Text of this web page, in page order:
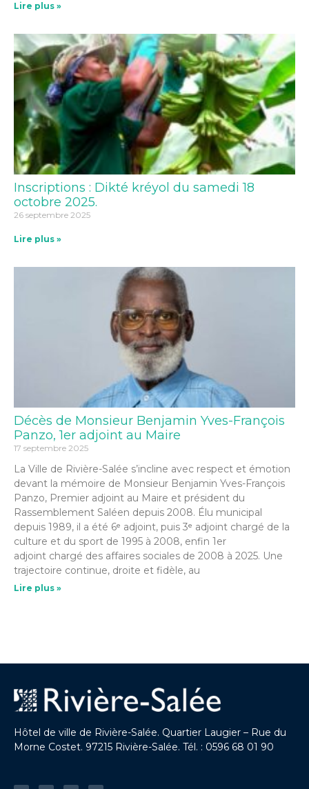
Lire plus »
Inscriptions : Dikté kréyol du samedi 18
octobre 2025.
26 septembre 2025
Lire plus »
Décès de Monsieur Benjamin Yves-François
Panzo, 1er adjoint au Maire
17 septembre 2025
La Ville de Rivière-Salée s’incline avec respect et émotion
devant la mémoire de Monsieur Benjamin Yves-François
Panzo, Premier adjoint au Maire et président du
Rassemblement Saléen depuis 2008. Élu municipal
depuis 1989, il a été 6ᵉ adjoint, puis 3ᵉ adjoint chargé de la
culture et du sport de 1995 à 2008, enfin 1er
adjoint chargé des affaires sociales de 2008 à 2025. Une
trajectoire continue, droite et fidèle, au
Lire plus »
Hôtel de ville de Rivière-Salée. Quartier Laugier – Rue du
Morne Costet. 97215 Rivière-Salée. Tél. : 0596 68 01 90